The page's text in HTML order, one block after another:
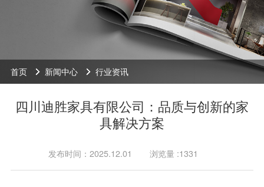
首页 新闻中心 行业资讯
四川迪胜家具有限公司：品质与创新的家
具解决方案
发布时间：2025.12.01 浏览量 :1331